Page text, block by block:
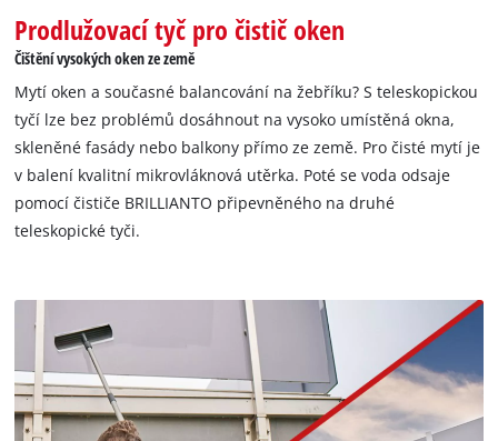
Prodlužovací tyč pro čistič oken
Čištění vysokých oken ze země
Mytí oken a současné balancování na žebříku? S teleskopickou
tyčí lze bez problémů dosáhnout na vysoko umístěná okna,
skleněné fasády nebo balkony přímo ze země. Pro čisté mytí je
v balení kvalitní mikrovláknová utěrka. Poté se voda odsaje
pomocí čističe BRILLIANTO připevněného na druhé
teleskopické tyči.